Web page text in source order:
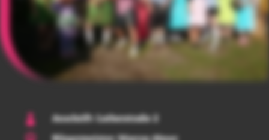
 Anschrift: Lutherstraße 2